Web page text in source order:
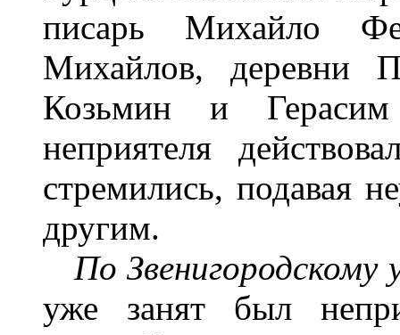
писарь Михайло
Михайлов, деревни
Козьмин и
неприятеля
стремились, подавая
другим.
По Звенигородскому
уже занят был